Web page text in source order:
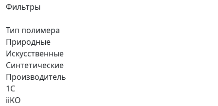
Фильтры
Тип полимера
Природные
Искусственные
Синтетические
Производитель
1С
iiKO